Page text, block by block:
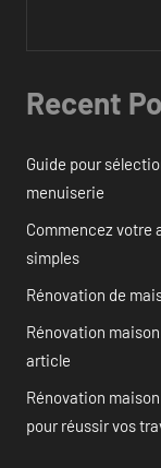
Recent
Guide pour
menuiserie
Commencez votre
simples
Rénovation de
Rénovation
article
Rénovation
pour réussir vos